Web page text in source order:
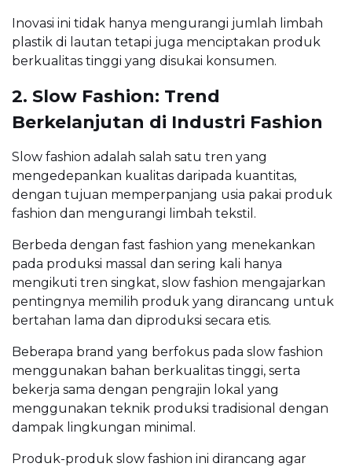
Inovasi ini tidak hanya mengurangi jumlah limbah
plastik di lautan tetapi juga menciptakan produk
berkualitas tinggi yang disukai konsumen.
2. Slow Fashion: Trend
Berkelanjutan di Industri Fashion
Slow fashion adalah salah satu tren yang
mengedepankan kualitas daripada kuantitas,
dengan tujuan memperpanjang usia pakai produk
fashion dan mengurangi limbah tekstil.
Berbeda dengan fast fashion yang menekankan
pada produksi massal dan sering kali hanya
mengikuti tren singkat, slow fashion mengajarkan
pentingnya memilih produk yang dirancang untuk
bertahan lama dan diproduksi secara etis.
Beberapa brand yang berfokus pada slow fashion
menggunakan bahan berkualitas tinggi, serta
bekerja sama dengan pengrajin lokal yang
menggunakan teknik produksi tradisional dengan
dampak lingkungan minimal.
Produk-produk slow fashion ini dirancang agar